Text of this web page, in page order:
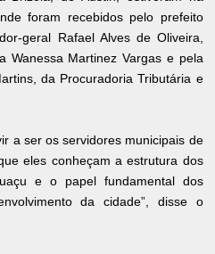
foram recebidos pelo prefeito
geral Rafael Alves de Oliveira,
Wanessa Martinez Vargas e pela
da Procuradoria Tributária e
a ser os servidores municipais de
eles conheçam a estrutura dos
e o papel fundamental dos
da cidade”, disse o